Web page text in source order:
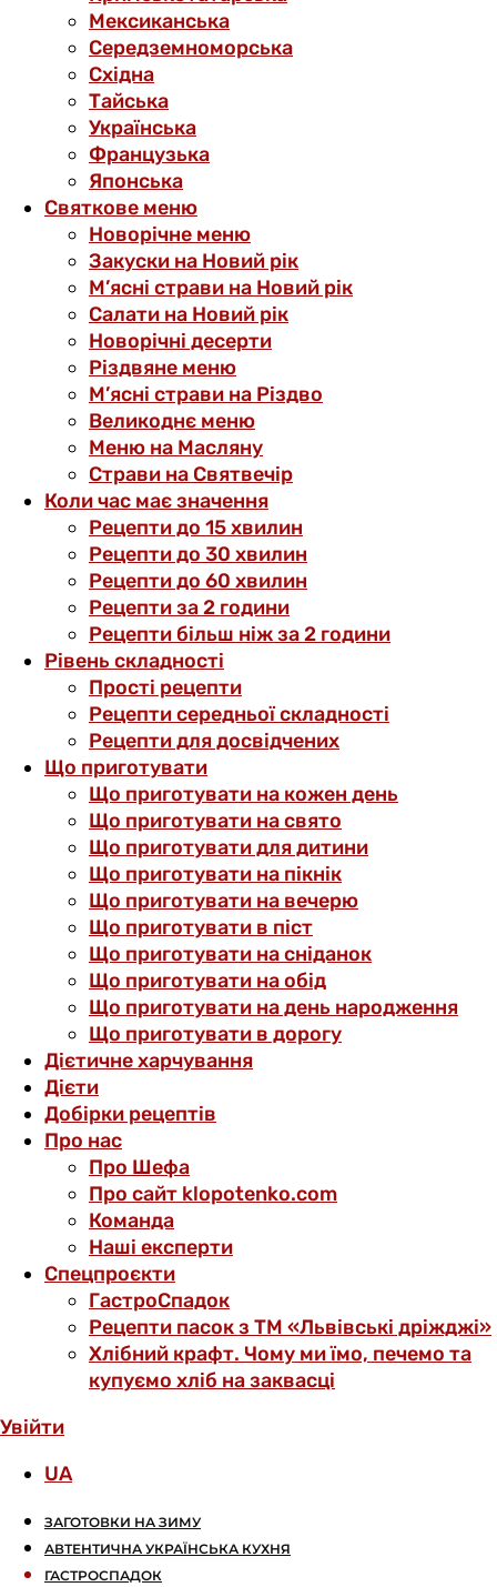
Мексиканська
Середземноморська
Східна
Тайська
Українська
Французька
Японська
Святкове меню
Новорічне меню
Закуски на Новий рік
М’ясні страви на Новий рік
Салати на Новий рік
Новорічні десерти
Різдвяне меню
М’ясні страви на Різдво
Великоднє меню
Меню на Масляну
Страви на Святвечір
Коли час має значення
Рецепти до 15 хвилин
Рецепти до 30 хвилин
Рецепти до 60 хвилин
Рецепти за 2 години
Рецепти більш ніж за 2 години
Рівень складності
Прості рецепти
Рецепти середньої складності
Рецепти для досвідчених
Що приготувати
Що приготувати на кожен день
Що приготувати на свято
Що приготувати для дитини
Що приготувати на пікнік
Що приготувати на вечерю
Що приготувати в піст
Що приготувати на сніданок
Що приготувати на обід
Що приготувати на день народження
Що приготувати в дорогу
Дієтичне харчування
Дієти
Добірки рецептів
Про нас
Про Шефа
Про сайт klopotenko.com
Команда
Наші експерти
Спецпроєкти
ГастроСпадок
Рецепти пасок з ТМ «Львівські дріжджі»
Хлібний крафт. Чому ми їмо, печемо та
купуємо хліб на заквасці
Увійти
UA
ЗАГОТОВКИ НА ЗИМУ
АВТЕНТИЧНА УКРАЇНСЬКА КУХНЯ
ГАСТРОСПАДОК